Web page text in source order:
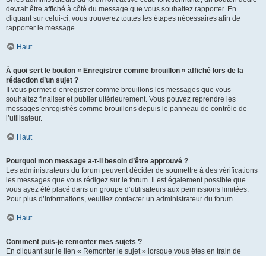
devrait être affiché à côté du message que vous souhaitez rapporter. En
cliquant sur celui-ci, vous trouverez toutes les étapes nécessaires afin de
rapporter le message.
Haut
À quoi sert le bouton « Enregistrer comme brouillon » affiché lors de la
rédaction d’un sujet ?
Il vous permet d’enregistrer comme brouillons les messages que vous
souhaitez finaliser et publier ultérieurement. Vous pouvez reprendre les
messages enregistrés comme brouillons depuis le panneau de contrôle de
l’utilisateur.
Haut
Pourquoi mon message a-t-il besoin d’être approuvé ?
Les administrateurs du forum peuvent décider de soumettre à des vérifications
les messages que vous rédigez sur le forum. Il est également possible que
vous ayez été placé dans un groupe d’utilisateurs aux permissions limitées.
Pour plus d’informations, veuillez contacter un administrateur du forum.
Haut
Comment puis-je remonter mes sujets ?
En cliquant sur le lien « Remonter le sujet » lorsque vous êtes en train de